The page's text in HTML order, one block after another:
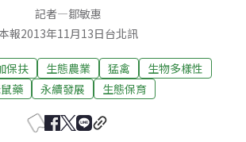
記者—鄒敏惠
報2013年11月13日台北訊
保扶 生態農業 猛禽
生物多樣性
藥
永續發展 生態保育